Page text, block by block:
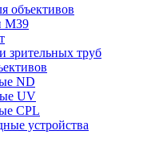
объективов
М39
зрительных труб
ND
UV
CPL
устройства